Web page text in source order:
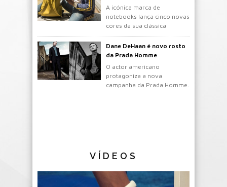
A icónica marca de
notebooks lança cinco novas
cores da sua clássica
mochila.
Dane DeHaan é novo rosto
da Prada Homme
O actor americano
protagoniza a nova
campanha da Prada Homme.
VÍDEOS